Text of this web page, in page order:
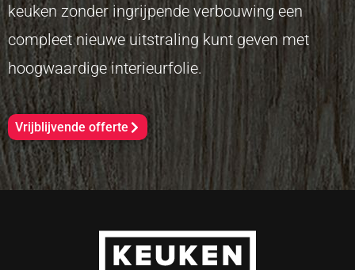
keuken zonder ingrijpende verbouwing een
compleet nieuwe uitstraling kunt geven met
hoogwaardige interieurfolie.
Vrijblijvende offerte